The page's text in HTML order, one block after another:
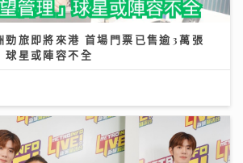
勁旅即將來港 首場門票已售逾3萬張
球星或陣容不全